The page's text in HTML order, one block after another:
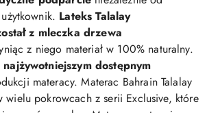
Lateks Talalay
z mleczka drzewa
z niego materiał w 100% naturalny.
dostępnym
materacy. Materac Bahrain Talalay
wielu pokrowcach z serii Exclusive, które